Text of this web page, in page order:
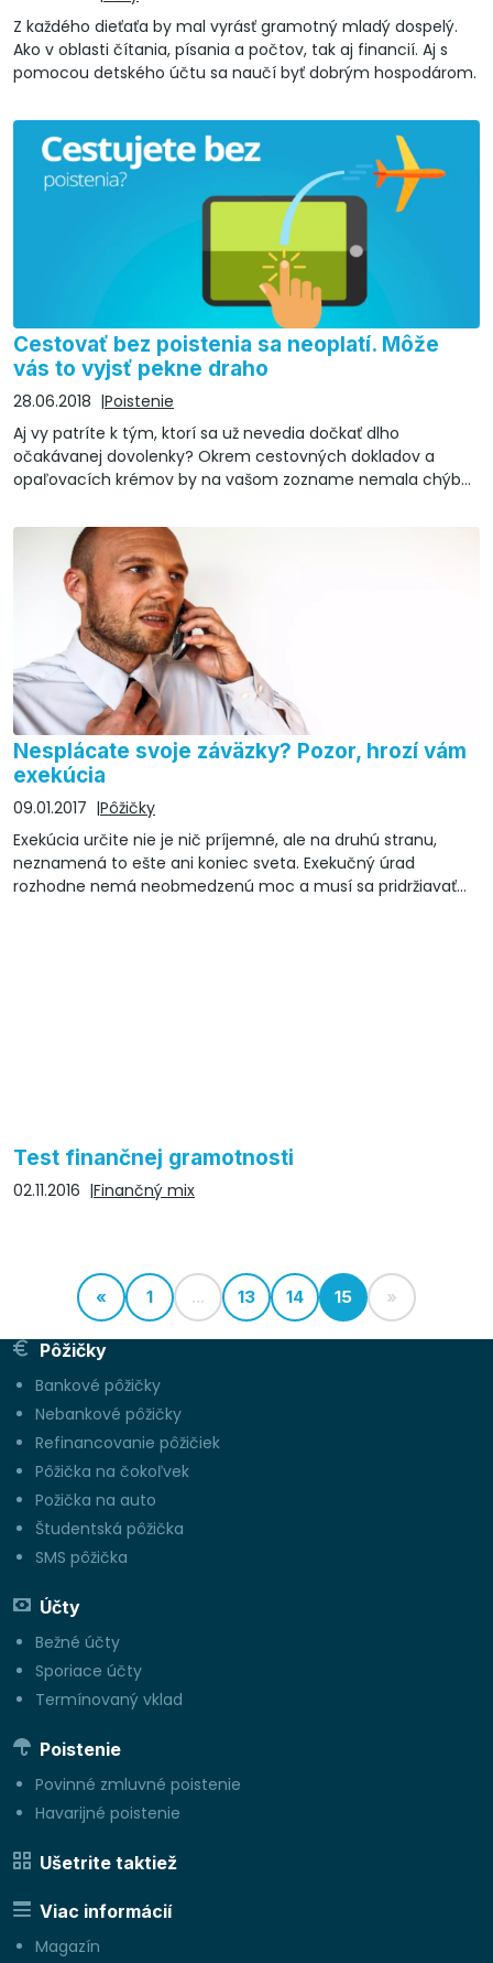
Z každého dieťaťa by mal vyrásť gramotný mladý dospelý.
Ako v oblasti čítania, písania a počtov, tak aj financií. Aj s
pomocou detského účtu sa naučí byť dobrým hospodárom.
Cestovať bez poistenia sa neoplatí. Môže
vás to vyjsť pekne draho
28.06.2018
Poistenie
Aj vy patríte k tým, ktorí sa už nevedia dočkať dlho
očakávanej dovolenky? Okrem cestovných dokladov a
opaľovacích krémov by na vašom zozname nemala chýbať
Nesplácate svoje záväzky? Pozor, hrozí vám
exekúcia
09.01.2017
Pôžičky
Exekúcia určite nie je nič príjemné, ale na druhú stranu,
neznamená to ešte ani koniec sveta. Exekučný úrad
rozhodne nemá neobmedzenú moc a musí sa pridržiavať
Test finančnej gramotnosti
02.11.2016 Finančný mix
« 1 ... 13 14 15 »
Pôžičky
Bankové pôžičky
Nebankové pôžičky
Refinancovanie pôžičiek
Pôžička na čokoľvek
Požička na auto
Študentská pôžička
SMS pôžička
Účty
Bežné účty
Sporiace účty
Termínovaný vklad
Poistenie
Povinné zmluvné poistenie
Havarijné poistenie
Ušetrite taktiež
Viac informácií
Magazín